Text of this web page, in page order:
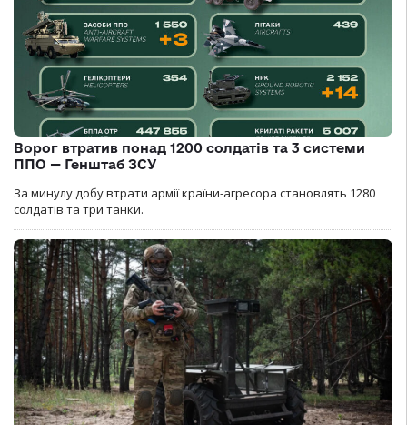
Ворог втратив понад 1200 солдатів та 3 системи
ППО — Генштаб ЗСУ
За минулу добу втрати армії країни-агресора становлять 1280
солдатів та три танки.